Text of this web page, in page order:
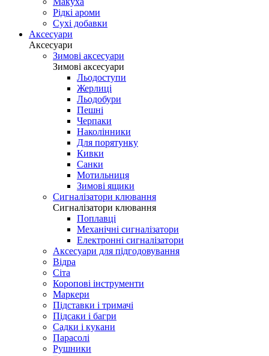
Рідкі ароми
Сухі добавки
Аксесуари
Аксесуари
Зимові аксесуари
Зимові аксесуари
Льодоступи
Жерлиці
Льодобури
Пешні
Черпаки
Наколінники
Для порятунку
Кивки
Санки
Мотильниця
Зимові ящики
Сигналізатори клювання
Сигналізатори клювання
Поплавці
Механічні сигналізатори
Електронні сигналізатори
Аксесуари для підгодовування
Відра
Сіта
Коропові інструменти
Маркери
Підставки і тримачі
Підсаки і багри
Садки і кукани
Парасолі
Рушники